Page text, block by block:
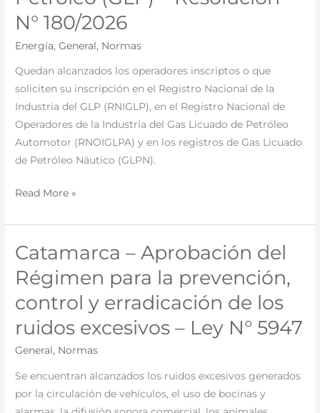
N°
N° 180/2026
Energía,General, Normas
Quedan alcanzados los operadores inscriptos o que
soliciten su inscripción en el Registro Nacional de la
Industria del GLP (RNIGLP), en el Registro Nacional de
Operadores de la Industria del Gas Licuado de Petróleo
Automotor (RNOIGLPA) y en los registros de Gas Licuado
de Petróleo Náutico (GLPN).
habilitaciones
municipales
en
trámites
registro
la
del
Licuado
Petróleo
(GLP)
N°
180/2026
Read More »
Catamarca – Aprobación del
Régimen para la prevención,
control y erradicación de los
ruidos excesivos – Ley N° 5947
General, Normas
Se encuentran alcanzados los ruidos excesivos generados
por la circulación de vehículos, el uso de bocinas y
Catamarca
Aprobación
del
Régimen
para
la
prevención,
control
y